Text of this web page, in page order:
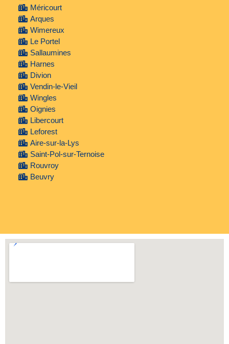
Méricourt
Arques
Wimereux
Le Portel
Sallaumines
Harnes
Divion
Vendin-le-Vieil
Wingles
Oignies
Libercourt
Leforest
Aire-sur-la-Lys
Saint-Pol-sur-Ternoise
Rouvroy
Beuvry